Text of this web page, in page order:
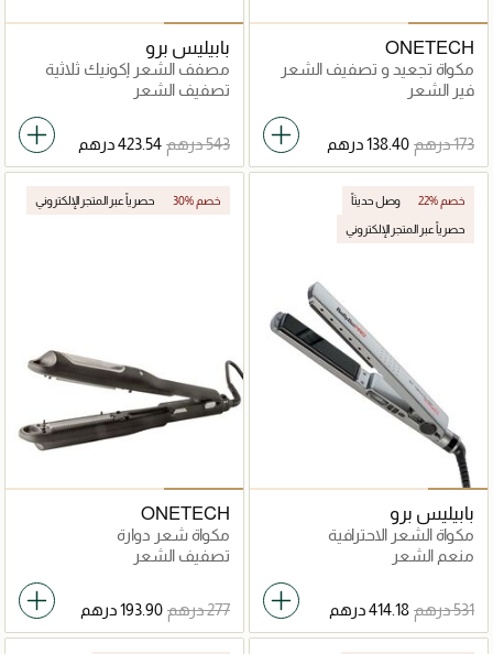
ONETECH
مكواة تجعيد و تصفيف الشعر
فير الشعر
بابيليس برو
مصفف الشعر إكونيك ثلاثية
الأبعاد وافير
تصفيف الشعر
22% خصم وصل حديثاً
حصرياً عبر المتجر الإلكتروني
بابيليس برو
مكواة الشعر الاحترافية
منعم الشعر
30% خصم حصرياً عبر المتجر الإلكتروني
ONETECH
مكواة شعر دوارة
تصفيف الشعر